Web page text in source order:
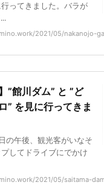
ってきました。バラが
2021/05/nakanojo-
”館川ダム” と ”ど
” を見に行ってきま
の午後、観光客がいなそ
してドライブにでかけ
2021/05/saitama-